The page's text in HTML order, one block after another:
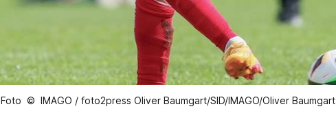
Foto © IMAGO / foto2press Oliver Baumgart/SID/IMAGO/Oliver Baumgart